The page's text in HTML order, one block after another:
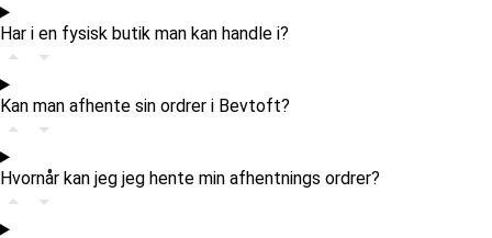
Har i en fysisk butik man kan handle i?
Kan man afhente sin ordrer i Bevtoft?
Hvornår kan jeg jeg hente min afhentnings ordrer?